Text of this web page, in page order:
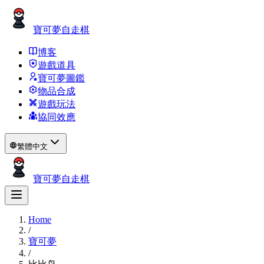
寶可夢自走棋
博客
遊戲道具
寶可夢圖鑑
物品合成
遊戲玩法
協同效應
繁體中文
寶可夢自走棋
Home
/
寶可夢
/